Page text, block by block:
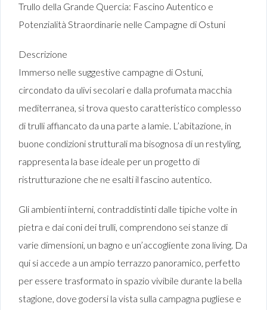
Trullo della Grande Quercia: Fascino Autentico e
Potenzialità Straordinarie nelle Campagne di Ostuni
Descrizione
Immerso nelle suggestive campagne di Ostuni,
circondato da ulivi secolari e dalla profumata macchia
mediterranea, si trova questo caratteristico complesso
di trulli affiancato da una parte a lamie. L’abitazione, in
buone condizioni strutturali ma bisognosa di un restyling,
rappresenta la base ideale per un progetto di
ristrutturazione che ne esalti il fascino autentico.
Gli ambienti interni, contraddistinti dalle tipiche volte in
pietra e dai coni dei trulli, comprendono sei stanze di
varie dimensioni, un bagno e un’accogliente zona living. Da
qui si accede a un ampio terrazzo panoramico, perfetto
per essere trasformato in spazio vivibile durante la bella
stagione, dove godersi la vista sulla campagna pugliese e